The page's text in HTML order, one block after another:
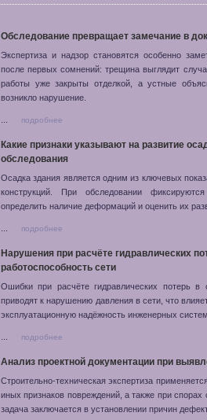
Обследование превращает замечание в
Экспертиза и надзор становятся особенно
после первых сомнений: трещина выглядит
работы уже закрыты отделкой, а устные
возникло нарушение.
подробнее
Какие признаки указывают на развитие
обследования
Осадка здания является одним из ключевых
конструкций. При обследовании
определить наличие деформаций и оценить их
подробнее
Нарушения при расчёте гидравлических
работоспособность сети
Ошибки при расчёте гидравлических потерь в
приводят к нарушению давления в сети, что
эксплуатационную надёжность инженерных систем.
подробнее
Анализ проектной документации при
Строительно-техническая экспертиза
иных признаков повреждений, а также при
задача заключается в установлении причин